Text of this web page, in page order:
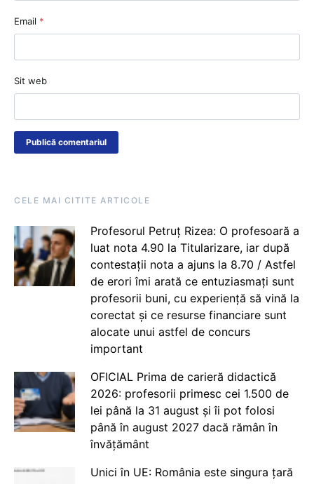
Email *
Sit web
CELE MAI CITITE ARTICOLE
Profesorul Petruț Rizea: O profesoară a
luat nota 4.90 la Titularizare, iar după
contestații nota a ajuns la 8.70 / Astfel
de erori îmi arată ce entuziasmați sunt
profesorii buni, cu experiență să vină la
corectat și ce resurse financiare sunt
alocate unui astfel de concurs
important
OFICIAL Prima de carieră didactică
2026: profesorii primesc cei 1.500 de
lei până la 31 august și îi pot folosi
până în august 2027 dacă rămân în
învățământ
Unici în UE: România este singura țară